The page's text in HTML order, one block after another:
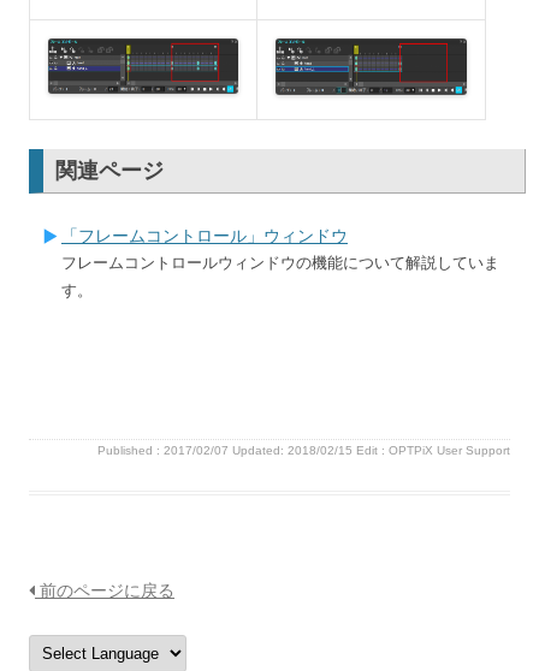
関連ページ
「フレームコントロール」ウィンドウ
フレームコントロールウィンドウの機能について解説していま
す。
Published : 2017/02/07 Updated: 2018/02/15 Edit : OPTPiX User Support
前のページに戻る